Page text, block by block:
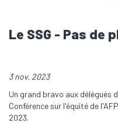
Le SSG - Pas de
3 nov. 2023
Un grand bravo aux délégués
Conférence sur l'équité de
2023.